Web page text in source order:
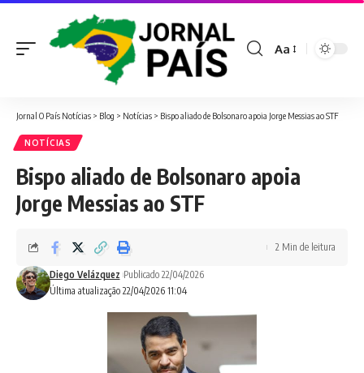
Font
Aa
Jornal O País Notícias > Blog > Notícias > Bispo aliado de Bolsonaro apoia Jorge Messias ao STF
NOTÍCIAS
Bispo aliado de Bolsonaro apoia
Jorge Messias ao STF
Última atualização 22/04/2026 11:04
Diego Velázquez Publicado 22/04/2026
2 Min de leitura